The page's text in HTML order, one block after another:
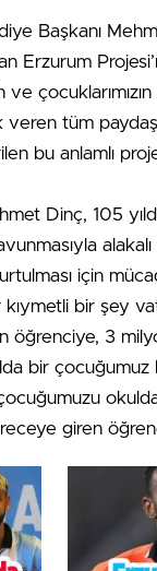
Başkanı
Erzurum
çocuklarımızın
tüm
bu anlamlı
Dinç, 105
için
kıymetli bir şey
öğrenciye, 3
bir çocuğumuz
giren